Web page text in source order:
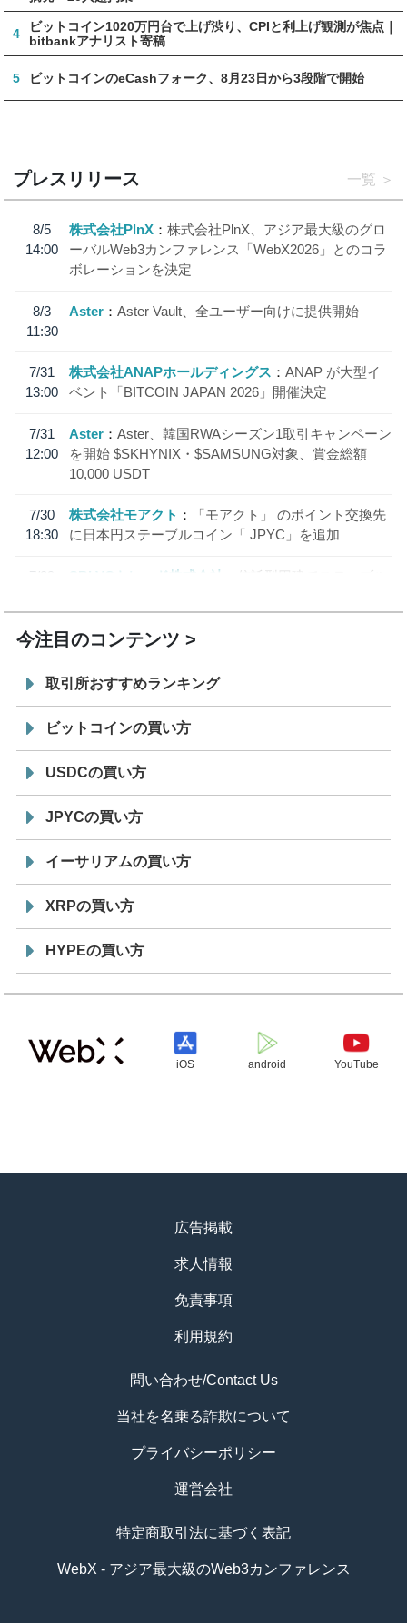
4
ビットコイン1020万円台で上げ渋り、CPIと利上げ観測が焦点｜
bitbankアナリスト寄稿
5 ビットコインのeCashフォーク、8月23日から3段階で開始
プレスリリース 一覧
8/5
14:00
株式会社PlnX
株式会社PlnX、アジア最大級のグロ
ーバルWeb3カンファレンス「WebX2026」とのコラ
ボレーションを決定
8/3
11:30
Aster Aster Vault、全ユーザー向けに提供開始
7/31
13:00
株式会社ANAPホールディングス
ANAP が大型イ
ベント「BITCOIN JAPAN 2026」開催決定
7/31
12:00
Aster
Aster、韓国RWAシーズン1取引キャンペーン
を開始 $SKHYNIX・$SAMSUNG対象、賞金総額
10,000 USDT
7/30
18:30
株式会社モアクト
「モアクト」 のポイント交換先
に日本円ステーブルコイン「 JPYC」を追加
7/29
SBI VCトレード株式会社
信託型円建てステーブル
今注目のコンテンツ
取引所おすすめランキング
ビットコインの買い方
USDCの買い方
JPYCの買い方
イーサリアムの買い方
XRPの買い方
HYPEの買い方
iOS android YouTube
広告掲載
求人情報
免責事項
利用規約
問い合わせ/Contact Us
当社を名乗る詐欺について
プライバシーポリシー
運営会社
特定商取引法に基づく表記
WebX - アジア最大級のWeb3カンファレンス